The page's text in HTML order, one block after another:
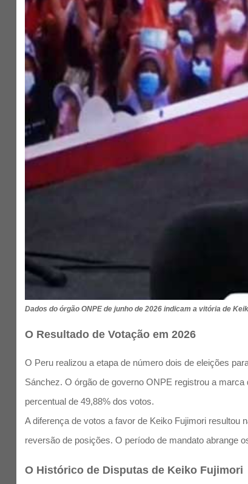
Dados do órgão ONPE de junho de 2026 indicam a vitória de
O Resultado de Votação em 2026
O Peru realizou a etapa de número dois de eleições
Sánchez. O órgão de governo ONPE registrou a
percentual de 49,88% dos votos.
A diferença de votos a favor de Keiko Fujimori resultou
reversão de posições. O período de mandato abrange
O Histórico de Disputas de Keiko Fujimori